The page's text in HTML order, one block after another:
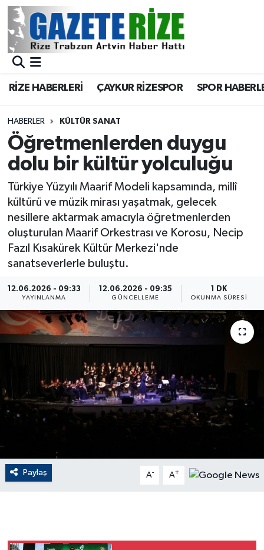
RİZE HABERLERİ ÇAYKUR RİZESPOR SPOR
HABERLER KÜLTÜR SANAT
Öğretmenlerden duygu
dolu bir kültür yolculuğu
Türkiye Yüzyılı Maarif Modeli kapsamında, millî
kültürü ve müzik mirası yaşatmak, gelecek
nesillere aktarmak amacıyla öğretmenlerden
oluşturulan Maarif Orkestrası ve Korosu, Necip
Fazıl Kısakürek Kültür Merkezi'nde
sanatseverlerle buluştu.
12.06.2026 - 09:33
YAYINLANMA
12.06.2026 - 09:35
GÜNCELLEME
1 DK
OKUNMA SÜRESI
Paylaş A- A+
BÖLGEMİZ
Asayiş
Rize Jandarma Komutanlığı
Bilim Teknoloji
Bölge
Canlı Maç
ÇEVRE
Dış Haberler
Dünya
EKONOMİ
Finans
Merkez Nöbetçi Eczaneler
Merkez Trafik Yoğunluk Haritası
Süper Lig Puan Durumu ve Fikstür
Tüm Manşetler
Son Dakika Haberleri